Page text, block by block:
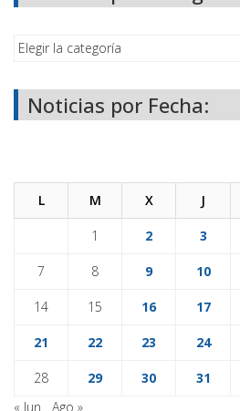
Noticias por Fecha:
L M X J
1 2 3
7 8 9 10
14 15 16 17
21 22 23 24
28 29 30
31
« Jun
Ago »